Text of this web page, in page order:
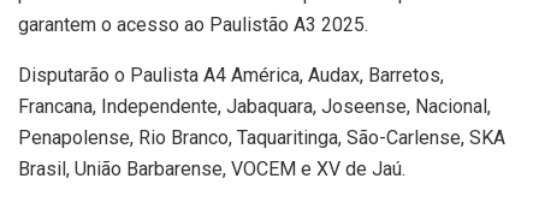
garantem o acesso ao Paulistão A3 2025.
Disputarão o Paulista A4 América, Audax, Barretos,
Francana, Independente, Jabaquara, Joseense, Nacional,
Penapolense, Rio Branco, Taquaritinga, São-Carlense, SKA
Brasil, União Barbarense, VOCEM e XV de Jaú.